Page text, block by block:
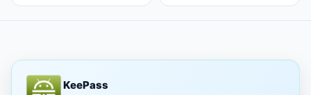
KeePass